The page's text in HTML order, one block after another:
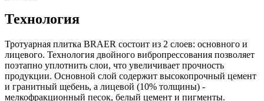
Технология
Тротуарная плитка BRAER состоит из 2 слоев: основного и
лицевого. Технология двойного вибропрессования позволяет
поэтапно уплотнить слои, что увеличивает прочность
продукции. Основной слой содержит высокопрочный цемент
и гранитный щебень, а лицевой (10% толщины) -
мелкофракционный песок, белый цемент и пигменты.